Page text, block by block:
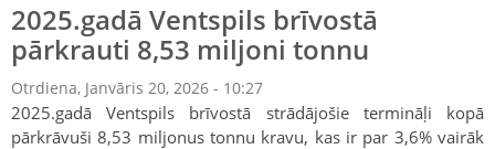
2025.gadā Ventspils brīvostā
pārkrauti 8,53 miljoni tonnu
Otrdiena, Janvāris 20, 2026 - 10:27
2025.gadā Ventspils brīvostā strādājošie termināļi kopā
pārkrāvuši 8,53 miljonus tonnu kravu, kas ir par 3,6% vairāk